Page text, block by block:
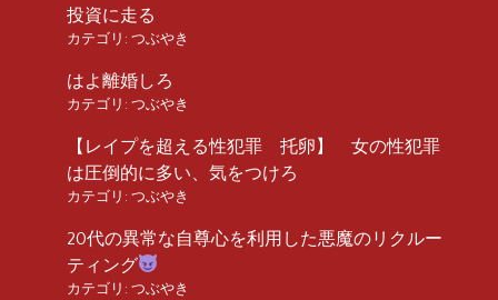
投資に走る
カテゴリ: つぶやき
はよ離婚しろ
カテゴリ: つぶやき
【レイプを超える性犯罪 托卵】 女の性犯罪
は圧倒的に多い、気をつけろ
カテゴリ: つぶやき
20代の異常な自尊心を利用した悪魔のリクルー
ティング
カテゴリ: つぶやき